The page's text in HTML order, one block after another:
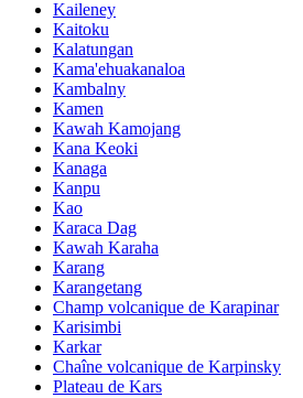
Kaileney
Kaitoku
Kalatungan
Kama'ehuakanaloa
Kambalny
Kamen
Kawah Kamojang
Kana Keoki
Kanaga
Kanpu
Kao
Karaca Dag
Kawah Karaha
Karang
Karangetang
Champ volcanique de Karapinar
Karisimbi
Karkar
Chaîne volcanique de Karpinsky
Plateau de Kars